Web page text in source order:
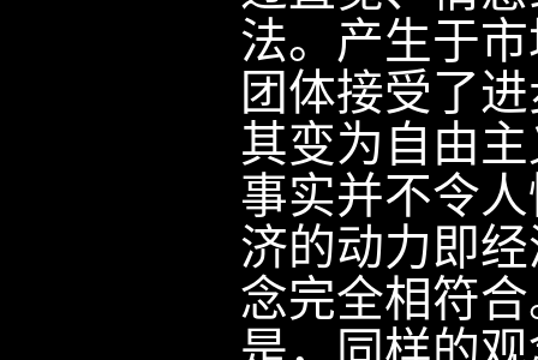
法。产生于
团体接受了
其变为自由
事实并不令
济的动力即
念完全相符